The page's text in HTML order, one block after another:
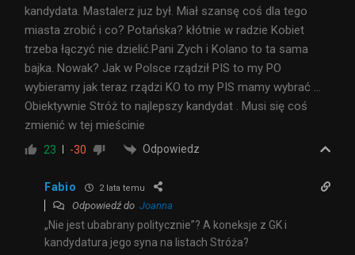
kandydata. Mastalerz juz był. Miał szansę coś dla tego
miasta zrobić i co? Potańska? kłótnie w radzie Kobiet
trzeba łączyć nie dzielić.Pani Zych i Kolano to ta sama
bajka. Nowak? Jak w Polsce rządził PIS to my PO
wybieramy jak teraz rządzi KO to my PIS mamy wybrać …
Obiektywnie Stróż to najlepszy kandydat . Musi się coś
zmienić w tej mieścinie
23 -30 Odpowiedz
Fabio 2 lata temu
Odpowiedź do Joanna
„Nie jest ubabrany politycznie”? A koneksje z GK i
kandydatura jego syna na listach Stróża?